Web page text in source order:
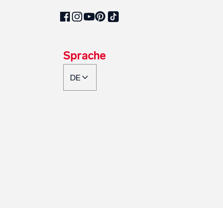
SalzburgMilch auf Facebook
SalzburgMilch auf Instagram
SalzburgMilch auf YouTube
SalzburgMilch auf Pinterest
SalzburgMilch auf TikTok
Sprache